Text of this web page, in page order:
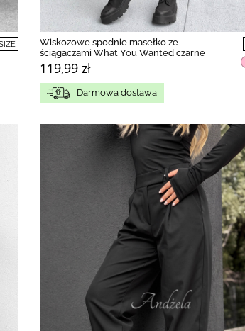
Wiskozowe spodnie masełko ze
ściągaczami What You Wanted czarne
119,99 zł
Darmowa dostawa